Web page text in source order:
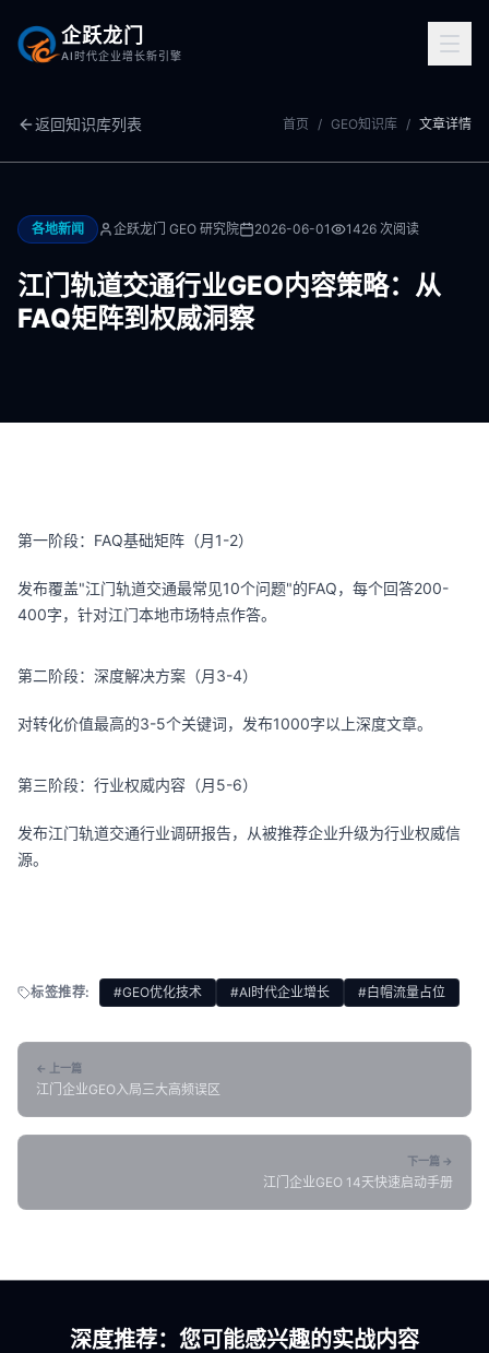
企跃龙门
AI时代企业增长新引擎
返回知识库列表 首页 / GEO知识库 / 文章详情
各地新闻 企跃龙门 GEO 研究院 2026-06-01 1426 次阅读
江门轨道交通行业GEO内容策略：从
FAQ矩阵到权威洞察
第一阶段：FAQ基础矩阵（月1-2）
发布覆盖"江门轨道交通最常见10个问题"的FAQ，每个回答200-
400字，针对江门本地市场特点作答。
第二阶段：深度解决方案（月3-4）
对转化价值最高的3-5个关键词，发布1000字以上深度文章。
第三阶段：行业权威内容（月5-6）
发布江门轨道交通行业调研报告，从被推荐企业升级为行业权威信
源。
标签推荐: #GEO优化技术 #AI时代企业增长 #白帽流量占位
← 上一篇
江门企业GEO入局三大高频误区
下一篇 →
江门企业GEO 14天快速启动手册
深度推荐：您可能感兴趣的实战内容